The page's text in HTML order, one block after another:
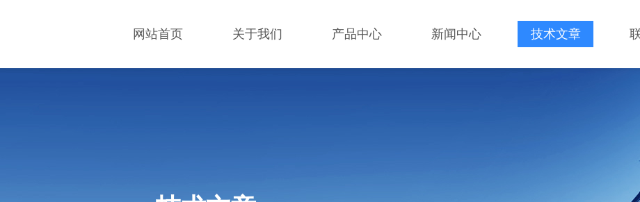
网站首页 关于我们 产品中心 新闻中心 技术文章